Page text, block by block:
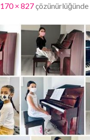
× 827çözünürlüğünde